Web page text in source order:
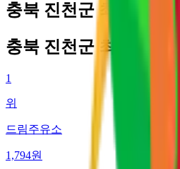
충북 진천군 최저가 주
충북 진천군 최저가 주
1
위
드림주유소
1,794원